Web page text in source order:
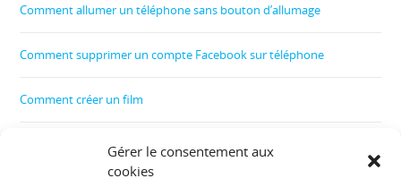
Gérer le consentement aux
cookies
Comment allumer un téléphone sans bouton d’allumage
Comment supprimer un compte Facebook sur téléphone
Comment créer un film
Comment contrôler le téléphone de son enfant